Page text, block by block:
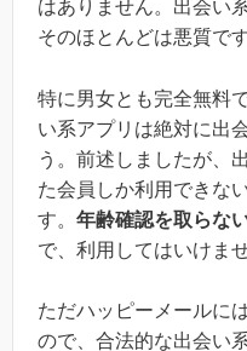
はありません。出会い
そのほとんどは悪質です
特に男女とも完全無料
い系アプリは絶対に出
う。前述しましたが、
た会員しか利用できな
す。 年齢確認を取らな
で、利用してはいけませ
ただハッピーメールに
ので、合法的な出会い